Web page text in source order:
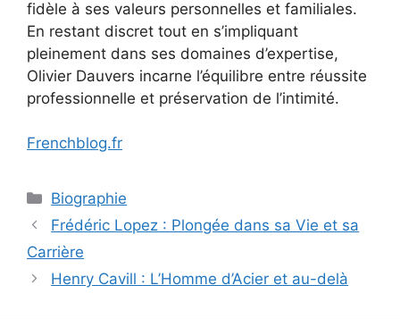
fidèle à ses valeurs personnelles et familiales.
En restant discret tout en s’impliquant
pleinement dans ses domaines d’expertise,
Olivier Dauvers incarne l’équilibre entre réussite
professionnelle et préservation de l’intimité.
Frenchblog.fr
Categories
Biographie
Frédéric Lopez : Plongée dans sa Vie et sa
Carrière
Henry Cavill : L’Homme d’Acier et au-delà